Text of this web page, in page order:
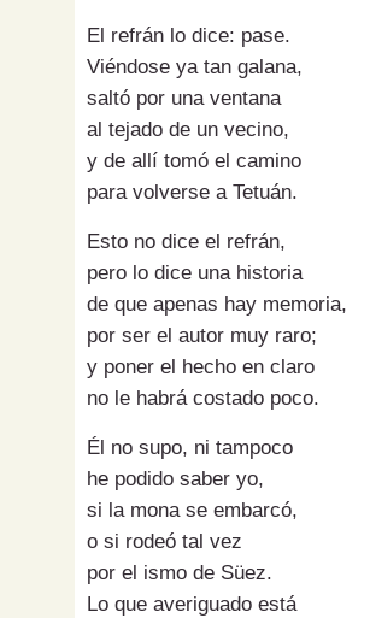
El refrán lo dice: pase.
Viéndose ya tan galana,
saltó por una ventana
al tejado de un vecino,
y de allí tomó el camino
para volverse a Tetuán.
Esto no dice el refrán,
pero lo dice una historia
de que apenas hay memoria,
por ser el autor muy raro;
y poner el hecho en claro
no le habrá costado poco.
Él no supo, ni tampoco
he podido saber yo,
si la mona se embarcó,
o si rodeó tal vez
por el ismo de Süez.
Lo que averiguado está